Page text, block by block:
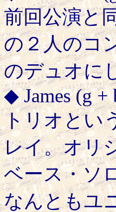
前回公演と
の２人のコ
のデュオに
◆ James (g +
トリオとい
レイ。オリ
ベース・ソ
なんともユ